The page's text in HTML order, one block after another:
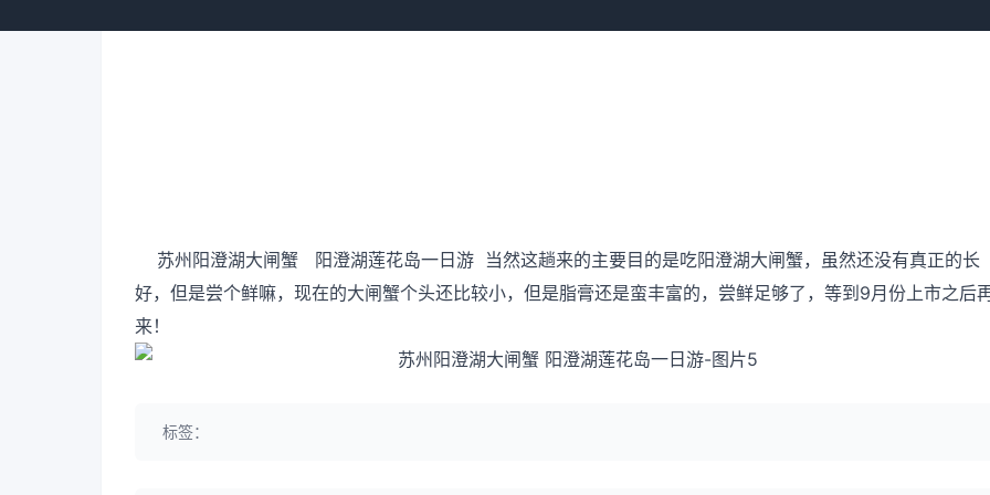
苏州阳澄湖大闸蟹 阳澄湖莲花岛一日游 当然这趟来的主要目的是吃阳澄湖大闸蟹，虽然还没有真正的长
好，但是尝个鲜嘛，现在的大闸蟹个头还比较小，但是脂膏还是蛮丰富的，尝鲜足够了，等到9月份上市之后
来！
标签：